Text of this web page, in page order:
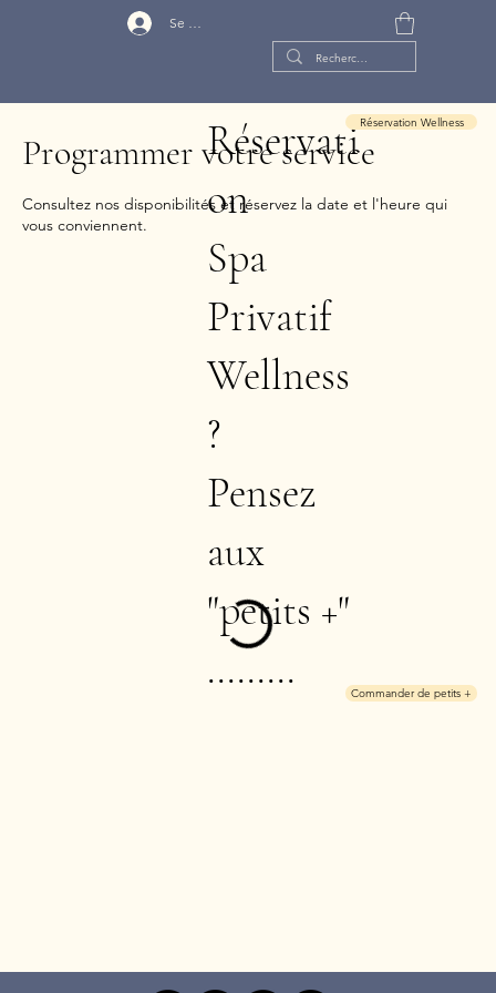
Se connecter
Programmer votre service
Consultez nos disponibilités et réservez la date et l'heure qui
vous conviennent.
Réservati
on
Spa
Privatif
Wellness
?
Pensez
aux
"petits +"
.........
Réservation Wellness
Commander de petits +